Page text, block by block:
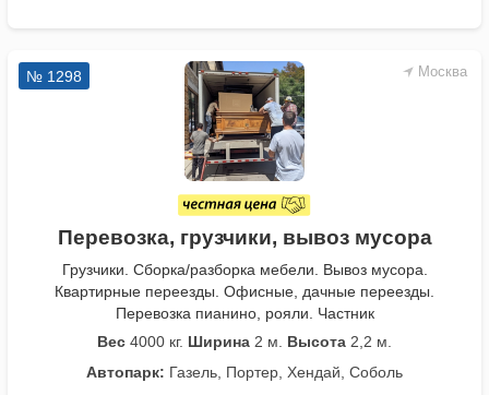
Москва
№ 1298
Перевозка, грузчики, вывоз мусора
Грузчики. Сборка/разборка мебели. Вывоз мусора.
Квартирные переезды. Офисные, дачные переезды.
Перевозка пианино, рояли. Частник
Вес 4000 кг. Ширина 2 м. Высота 2,2 м.
Автопарк: Газель, Портер, Хендай, Соболь